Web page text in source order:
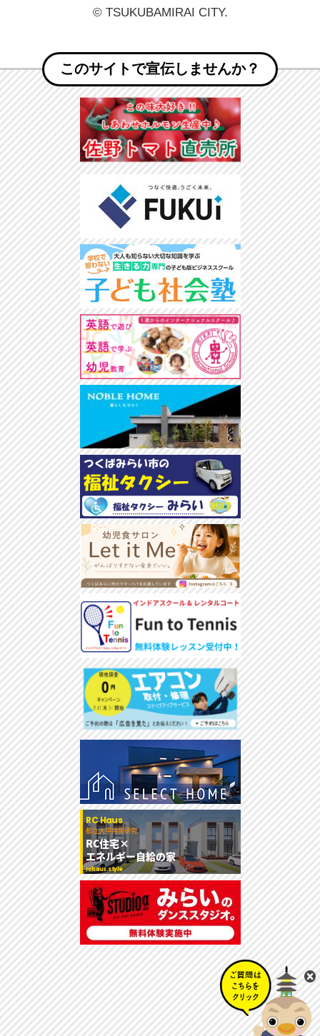
© TSUKUBAMIRAI CITY.
このサイトで宣伝しませんか？